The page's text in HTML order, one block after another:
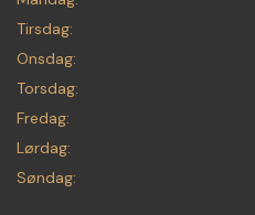
Tirsdag:
Onsdag:
Torsdag:
Fredag:
Lørdag:
Søndag: